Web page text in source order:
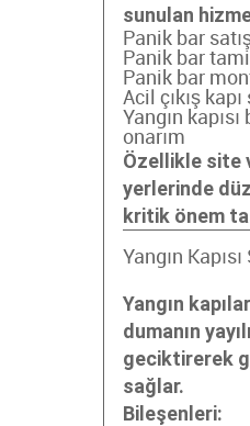
sunulan
Panik bar
Panik bar
Panik bar
Acil çıkış
Yangın kapısı
onarım
Özellikle site
yerlerinde
kritik önem
Yangın
Yangın
dumanın
geciktirerek
sağlar.
Bileşenleri: